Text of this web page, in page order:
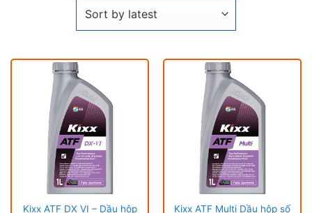
Kixx ATF DX VI – Dầu hộp
Kixx ATF Multi Dầu hộp số